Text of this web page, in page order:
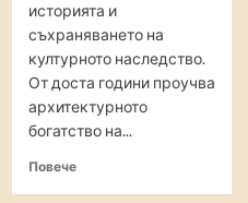
историята и
съхраняването на
културното наследство.
От доста години проучва
архитектурното
богатство на...
Повече